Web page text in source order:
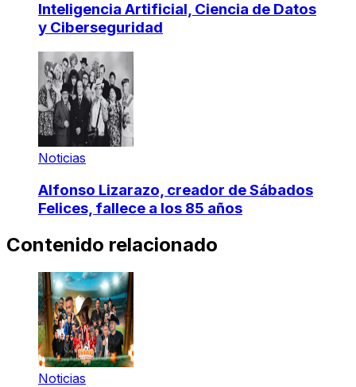
Inteligencia Artificial, Ciencia de Datos
y Ciberseguridad
Noticias
Alfonso Lizarazo, creador de Sábados
Felices, fallece a los 85 años
Contenido relacionado
Noticias